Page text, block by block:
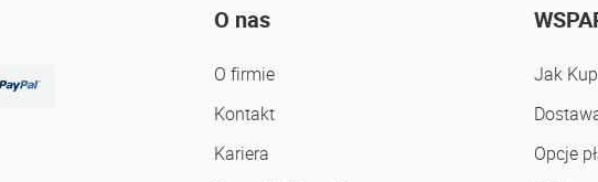
O nas
O firmie
Kontakt
Kariera
Jak
Opcje